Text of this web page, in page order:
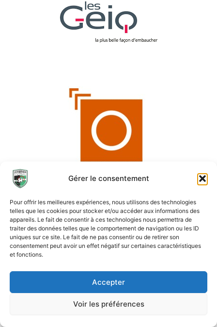
Gérer le consentement
Pour offrir les meilleures expériences, nous utilisons des technologies
telles que les cookies pour stocker et/ou accéder aux informations des
appareils. Le fait de consentir à ces technologies nous permettra de
traiter des données telles que le comportement de navigation ou les ID
uniques sur ce site. Le fait de ne pas consentir ou de retirer son
consentement peut avoir un effet négatif sur certaines caractéristiques
et fonctions.
Accepter
Voir les préférences